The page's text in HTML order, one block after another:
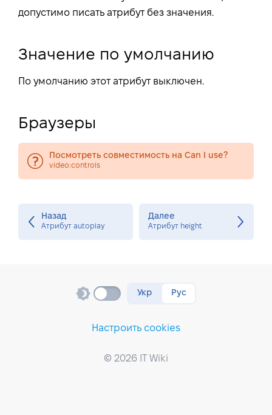
допустимо писать атрибут без значения.
Значение по умолчанию
По умолчанию этот атрибут выключен.
Браузеры
Посмотреть совместимость на Can I use?
video:controls
Назад
Атрибут autoplay
Далее
Атрибут height
Настроить cookies
© 2026 IT Wiki
Укр Рус